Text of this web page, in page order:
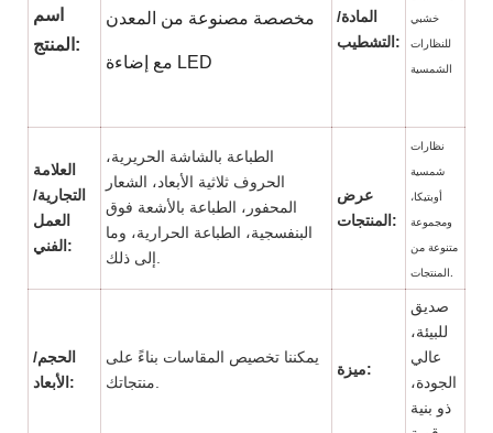
اسم
المنتج:
مخصصة مصنوعة من المعدن
مع إضاءة LED
المادة/
التشطيب:
خشبي
للنظارات
الشمسية
العلامة
التجارية/
العمل
الفني:
الطباعة بالشاشة الحريرية،
الحروف ثلاثية الأبعاد، الشعار
المحفور، الطباعة بالأشعة فوق
البنفسجية، الطباعة الحرارية، وما
عرض
المنتجات:
نظارات
شمسية
أوبتيكا،
ومجموعة
متنوعة من
الحجم/
الأبعاد:
يمكننا تخصيص المقاسات بناءً على
ميزة:
صديق
للبيئة،
عالي
الجودة،
ذو بنية